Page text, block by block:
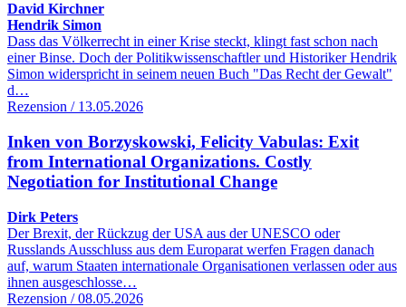
David Kirchner
Hendrik Simon
Dass das Völkerrecht in einer Krise steckt, klingt fast schon nach
einer Binse. Doch der Politikwissenschaftler und Historiker Hendrik
Simon widerspricht in seinem neuen Buch "Das Recht der Gewalt"
d…
Rezension / 13.05.2026
Inken von Borzyskowski, Felicity Vabulas: Exit
from International Organizations. Costly
Negotiation for Institutional Change
Dirk Peters
Der Brexit, der Rückzug der USA aus der UNESCO oder
Russlands Ausschluss aus dem Europarat werfen Fragen danach
auf, warum Staaten internationale Organisationen verlassen oder aus
ihnen ausgeschlosse…
Rezension / 08.05.2026